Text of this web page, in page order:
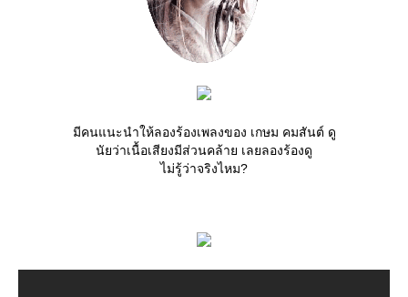
มีคนแนะนำให้ลองร้องเพลงของ เกษม คมสันต์ ดู
นัยว่าเนื้อเสียงมีส่วนคล้าย เลยลองร้องดู
ไม่รู้ว่าจริงไหม?